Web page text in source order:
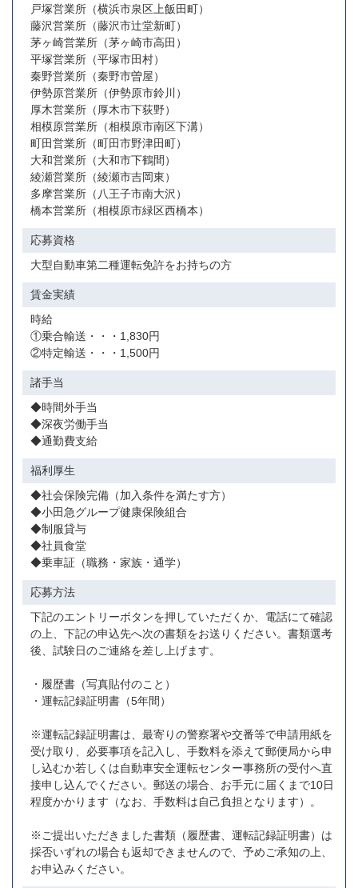
戸塚営業所（横浜市泉区上飯田町）
藤沢営業所（藤沢市辻堂新町）
茅ヶ崎営業所（茅ヶ崎市高田）
平塚営業所（平塚市田村）
秦野営業所（秦野市曽屋）
伊勢原営業所（伊勢原市鈴川）
厚木営業所（厚木市下荻野）
相模原営業所（相模原市南区下溝）
町田営業所（町田市野津田町）
大和営業所（大和市下鶴間）
綾瀬営業所（綾瀬市吉岡東）
多摩営業所（八王子市南大沢）
橋本営業所（相模原市緑区西橋本）
応募資格
大型自動車第二種運転免許をお持ちの方
賃金実績
時給
①乗合輸送・・・1,830円
②特定輸送・・・1,500円
諸手当
◆時間外手当
◆深夜労働手当
◆通勤費支給
福利厚生
◆社会保険完備（加入条件を満たす方）
◆小田急グループ健康保険組合
◆制服貸与
◆社員食堂
◆乗車証（職務・家族・通学）
応募方法
下記のエントリーボタンを押していただくか、電話にて確認
の上、下記の申込先へ次の書類をお送りください。書類選考
後、試験日のご連絡を差し上げます。
・履歴書（写真貼付のこと）
・運転記録証明書（5年間）
※運転記録証明書は、最寄りの警察署や交番等で申請用紙を
受け取り、必要事項を記入し、手数料を添えて郵便局から申
し込むか若しくは自動車安全運転センター事務所の受付へ直
接申し込んでください。郵送の場合、お手元に届くまで10日
程度かかります（なお、手数料は自己負担となります）。
※ご提出いただきました書類（履歴書、運転記録証明書）は
採否いずれの場合も返却できませんので、予めご承知の上、
お申込みください。